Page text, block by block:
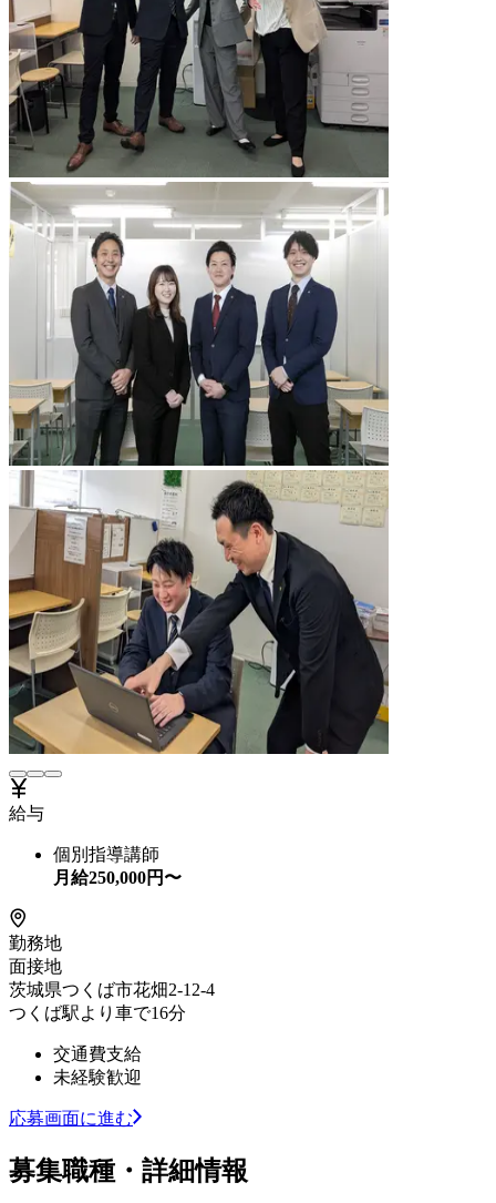
給与
個別指導講師
月給250,000円〜
勤務地
面接地
茨城県つくば市花畑2-12-4
つくば駅より車で16分
交通費支給
未経験歓迎
応募画面に進む
募集職種・詳細情報